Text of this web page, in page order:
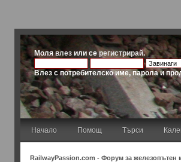
Молявлез или серегистрирай.
Влез с потребителско име, парола и
Начало Помощ Търси
RailwayPassion.com - Форум за железопътен